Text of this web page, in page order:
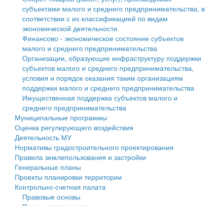
Антимонопольный комплаенс
Противодействие коррупции
Муниципальные программы
Контрольно-счетная палата
Персональные данные
Оценка регулирующего воздействия
Деятельность МУ
Нормативы градостроительного проектирования
Правила землепользования и застройки
Генеральные планы
Проекты планировки территории
Собрание депутатов
субъектами малого и среднего предпринимательства, в
соответствии с их классификацией по видам
экономической деятельности
Финансово - экономическое состояние субъектов
малого и среднего предпринимательства
Организации, образующие инфраструктуру поддержки
субъектов малого и среднего предпринимательства,
условия и порядок оказания таким организациям
поддержки малого и среднего предпринимательства
Имущественная поддержка субъектов малого и
среднего предпринимательства
Муниципальные программы
Оценка регулирующего воздействия
Деятельность МУ
Нормативы градостроительного проектирования
Правила землепользования и застройки
Генеральные планы
Проекты планировки территории
Контрольно-счетная палата
Правовые основы